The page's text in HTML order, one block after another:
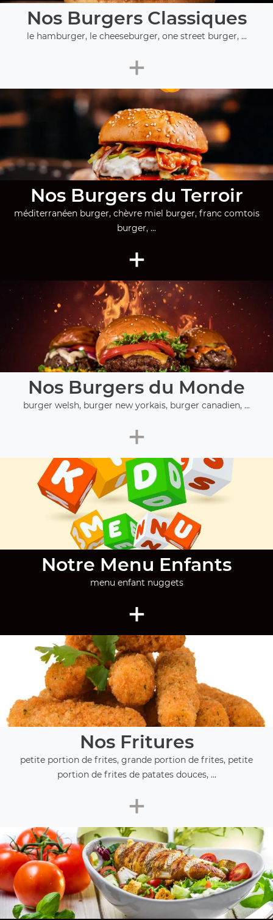
Nos Burgers Classiques
le hamburger, le cheeseburger, one street burger, ...
+
Nos Burgers du Terroir
méditerranéen burger, chèvre miel burger, franc comtois
burger, ...
+
Nos Burgers du Monde
burger welsh, burger new yorkais, burger canadien, ...
+
Notre Menu Enfants
menu enfant nuggets
+
Nos Fritures
petite portion de frites, grande portion de frites, petite
portion de frites de patates douces, ...
+